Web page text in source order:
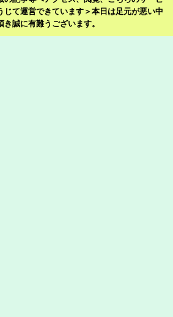
じて運営できています＞本日は足元が悪い中
き誠に有難うございます。